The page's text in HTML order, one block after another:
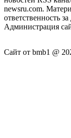
newsru.com.
ответственность
Администрация
Сайт от bmb1 @